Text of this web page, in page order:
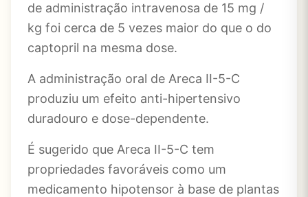
de administração intravenosa de 15 mg /
kg foi cerca de 5 vezes maior do que o do
captopril na mesma dose.
A administração oral de Areca II-5-C
produziu um efeito anti-hipertensivo
duradouro e dose-dependente.
É sugerido que Areca II-5-C tem
propriedades favoráveis ​​como um
medicamento hipotensor à base de plantas